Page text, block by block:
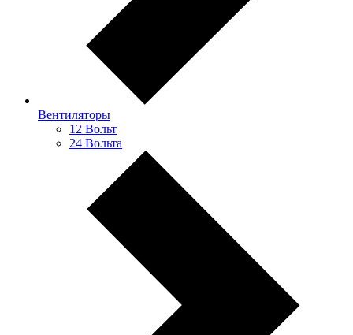
Вентиляторы
12 Вольт
24 Вольта